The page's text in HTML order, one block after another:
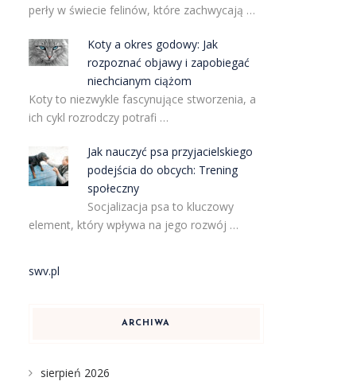
perły w świecie felinów, które zachwycają …
Koty a okres godowy: Jak
rozpoznać objawy i zapobiegać
niechcianym ciążom
Koty to niezwykle fascynujące stworzenia, a
ich cykl rozrodczy potrafi …
Jak nauczyć psa przyjacielskiego
podejścia do obcych: Trening
społeczny
Socjalizacja psa to kluczowy
element, który wpływa na jego rozwój …
swv.pl
ARCHIWA
sierpień 2026